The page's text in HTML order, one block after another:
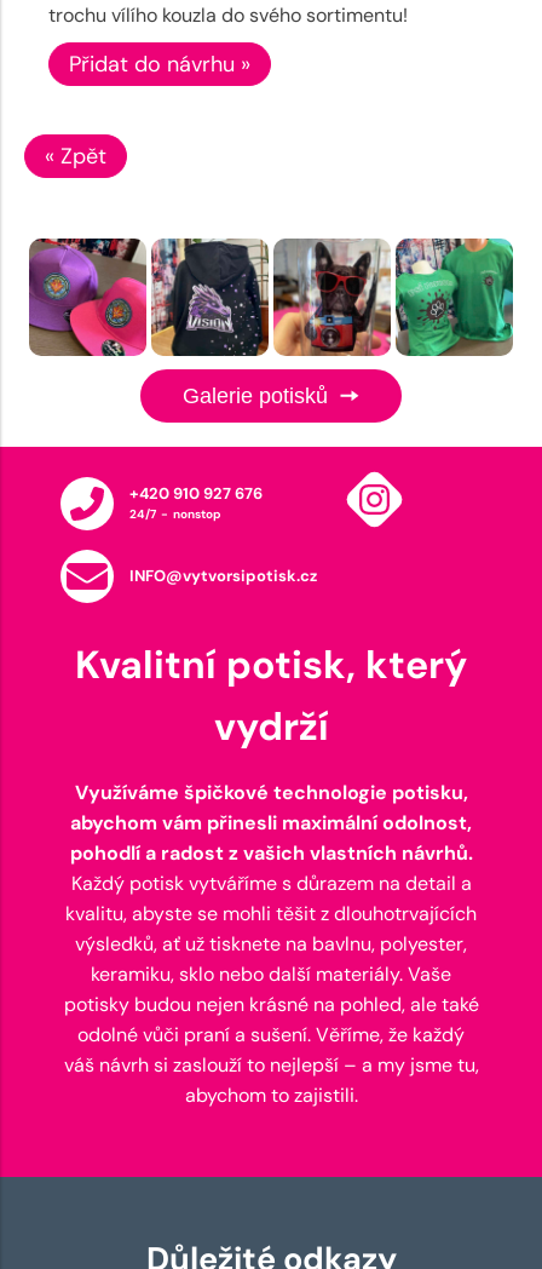
trochu vílího kouzla do svého sortimentu!
Přidat do návrhu »
« Zpět
Galerie potisků
+420 910 927 676
24/7 - nonstop
INFO@vytvorsipotisk.cz
Kvalitní potisk, který
vydrží
Využíváme špičkové technologie potisku,
abychom vám přinesli maximální odolnost,
pohodlí a radost z vašich vlastních návrhů.
Každý potisk vytváříme s důrazem na detail a
kvalitu, abyste se mohli těšit z dlouhotrvajících
výsledků, ať už tisknete na bavlnu, polyester,
keramiku, sklo nebo další materiály. Vaše
potisky budou nejen krásné na pohled, ale také
odolné vůči praní a sušení. Věříme, že každý
váš návrh si zaslouží to nejlepší – a my jsme tu,
abychom to zajistili.
Důležité odkazy